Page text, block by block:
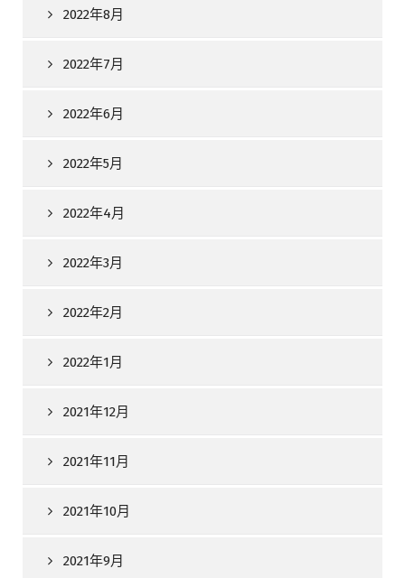
2022年8月
2022年7月
2022年6月
2022年5月
2022年4月
2022年3月
2022年2月
2022年1月
2021年12月
2021年11月
2021年10月
2021年9月